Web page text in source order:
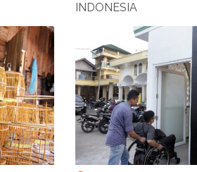
INDONESIA